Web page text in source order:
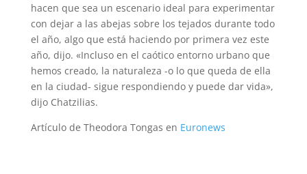
hacen que sea un escenario ideal para experimentar
con dejar a las abejas sobre los tejados durante todo
el año, algo que está haciendo por primera vez este
año, dijo. «Incluso en el caótico entorno urbano que
hemos creado, la naturaleza -o lo que queda de ella
en la ciudad- sigue respondiendo y puede dar vida»,
dijo Chatzilias.
Artículo de Theodora Tongas en Euronews